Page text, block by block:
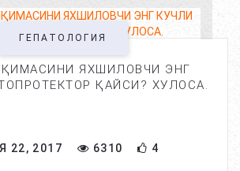
ГЕПАТОЛОГИЯ
ЯХШИЛОВЧИ ЭНГ
ҚАЙСИ? ХУЛОСА.
22, 2017 6310 4